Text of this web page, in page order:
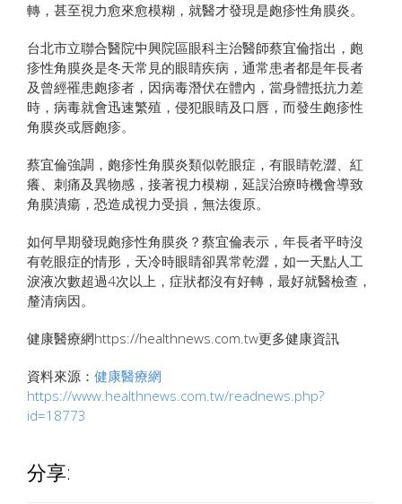
轉，甚至視力愈來愈模糊，就醫才發現是皰疹性角膜炎。
台北市立聯合醫院中興院區眼科主治醫師蔡宜倫指出，皰
疹性角膜炎是冬天常見的眼睛疾病，通常患者都是年長者
及曾經罹患皰疹者，因病毒潛伏在體內，當身體抵抗力差
時，病毒就會迅速繁殖，侵犯眼睛及口唇，而發生皰疹性
角膜炎或唇皰疹。
蔡宜倫強調，皰疹性角膜炎類似乾眼症，有眼睛乾澀、紅
癢、刺痛及異物感，接著視力模糊，延誤治療時機會導致
角膜潰瘍，恐造成視力受損，無法復原。
如何早期發現皰疹性角膜炎？蔡宜倫表示，年長者平時沒
有乾眼症的情形，天冷時眼睛卻異常乾澀，如一天點人工
淚液次數超過4次以上，症狀都沒有好轉，最好就醫檢查，
釐清病因。
健康醫療網https://healthnews.com.tw更多健康資訊
資料來源： 健康醫療網
https://www.healthnews.com.tw/readnews.php?
id=18773
分享: